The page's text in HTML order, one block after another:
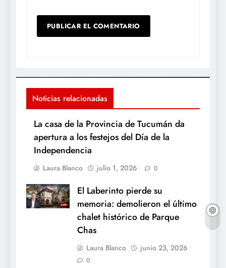
Noticias relacionadas
La casa de la Provincia de Tucumán da
apertura a los festejos del Día de la
Independencia
Laura Blanco julio 1, 2026 0
El Laberinto pierde su
memoria: demolieron el último
chalet histórico de Parque
Chas
Laura Blanco junio 23, 2026
0